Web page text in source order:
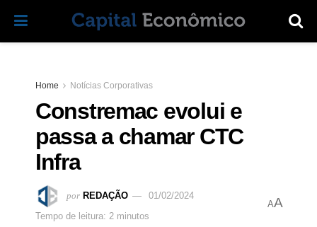
Home Notícias Corporativas
Constremac evolui e
passa a chamar CTC
Infra
por REDAÇÃO
01/02/2024
Tempo de leitura: 2 minutos
AA